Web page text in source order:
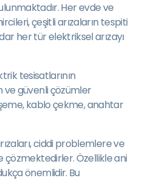
Her evde ve
çeşitli arızaların tespiti
her tür elektriksel arızayı
tesisatlarının
ve güvenli çözümler
kablo çekme, anahtar
ciddi problemlere ve
çözmektedirler. Özellikle ani
önemlidir. Bu